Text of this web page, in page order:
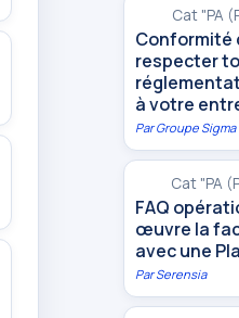
Cat "PA
Conformité
respecter
à votre
ParGroupe Sigma
Cat "PA
FAQ
œuvre la
avec une
ParSerensia